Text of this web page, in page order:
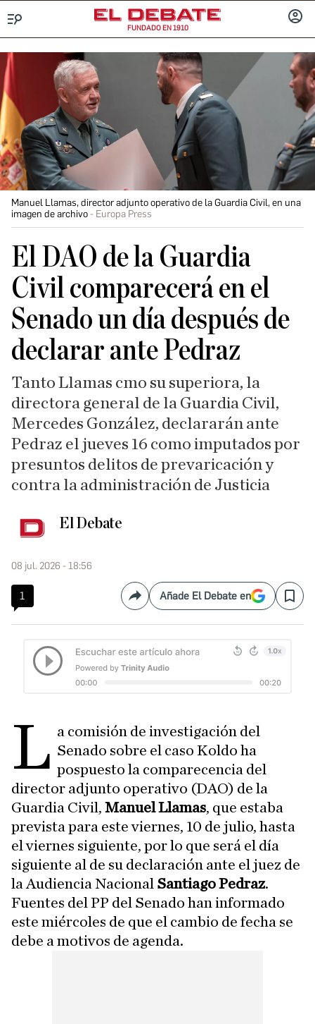
FUNDADO EN 1910
Manuel Llamas, director adjunto operativo de la Guardia Civil, en una
imagen de archivo
Europa Press
El DAO de la Guardia
Civil comparecerá en el
Senado un día después de
declarar ante Pedraz
Tanto Llamas cmo su superiora, la
directora general de la Guardia Civil,
Mercedes González, declararán ante
Pedraz el jueves 16 como imputados por
presuntos delitos de prevaricación y
contra la administración de Justicia
El Debate
08 jul. 2026 - 18:56
1 CompartirAñade El Debate en Save
L a comisión de investigación del
Senado sobre el caso Koldo ha
pospuesto la comparecencia del
director adjunto operativo (DAO) de la
Guardia Civil, Manuel Llamas, que estaba
prevista para este viernes, 10 de julio, hasta
el viernes siguiente, por lo que será el día
siguiente al de su declaración ante el juez de
la Audiencia Nacional Santiago Pedraz.
Fuentes del PP del Senado han informado
este miércoles de que el cambio de fecha se
debe a motivos de agenda.